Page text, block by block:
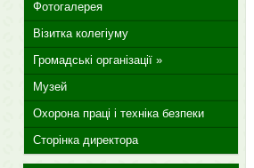
Фотогалерея
Візитка колегіуму
Громадські організації »
Музей
Охорона праці і техніка безпеки
Сторінка директора